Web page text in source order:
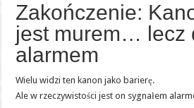
Zakończenie:
jest murem… lecz
alarmem
Wielu widzi ten kanon jako barierę.
Ale w rzeczywistości jest on sygnałem